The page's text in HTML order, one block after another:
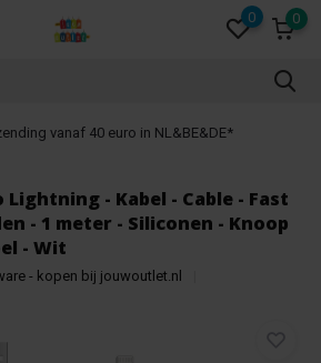
0 0
vanaf 40 euro in NL&BE&DE*
Lightning - Kabel - Cable - Fast
- 1 meter - Siliconen - Knoop
- Wit
- kopen bij jouwoutlet.nl